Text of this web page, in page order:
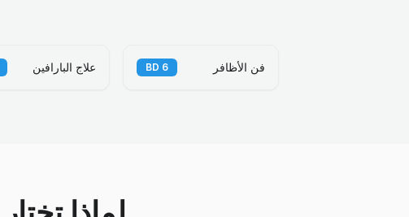
فن الأظافر 6
BD علاج البارافين